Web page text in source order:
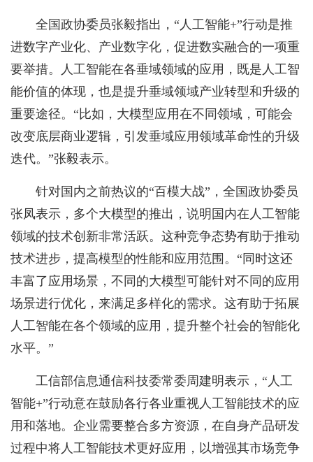
全国政协委员张毅指出，“人工智能+”行动是推
进数字产业化、产业数字化，促进数实融合的一项重
要举措。人工智能在各垂域领域的应用，既是人工智
能价值的体现，也是提升垂域领域产业转型和升级的
重要途径。“比如，大模型应用在不同领域，可能会
改变底层商业逻辑，引发垂域应用领域革命性的升级
迭代。”张毅表示。
针对国内之前热议的“百模大战”，全国政协委员
张凤表示，多个大模型的推出，说明国内在人工智能
领域的技术创新非常活跃。这种竞争态势有助于推动
技术进步，提高模型的性能和应用范围。“同时这还
丰富了应用场景，不同的大模型可能针对不同的应用
场景进行优化，来满足多样化的需求。这有助于拓展
人工智能在各个领域的应用，提升整个社会的智能化
水平。”
工信部信息通信科技委常委周建明表示，“人工
智能+”行动意在鼓励各行各业重视人工智能技术的应
用和落地。企业需要整合多方资源，在自身产品研发
过程中将人工智能技术更好应用，以增强其市场竞争